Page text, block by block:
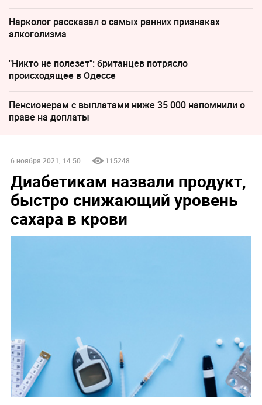
Нарколог рассказал о самых ранних признаках
алкоголизма
"Никто не полезет": британцев потрясло
происходящее в Одессе
Пенсионерам с выплатами ниже 35 000 напомнили о
праве на доплаты
6 ноября 2021, 14:50 115248
Диабетикам назвали продукт,
быстро снижающий уровень
сахара в крови